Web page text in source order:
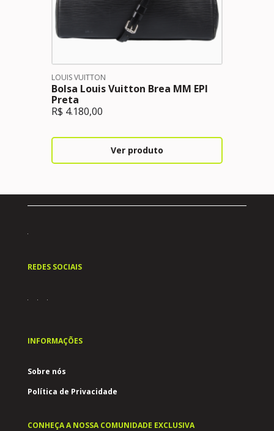
LOUIS VUITTON
Bolsa Louis Vuitton Brea MM EPI
Preta
R$ 4.180,00
Ver produto
INFORMAÇÕES
Política de Privacidade